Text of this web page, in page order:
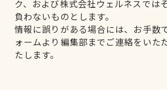
ク、および株式会社ウェルネスでは
負わないものとします。
情報に誤りがある場合には、お手数
ォームより編集部までご連絡をいた
たします。